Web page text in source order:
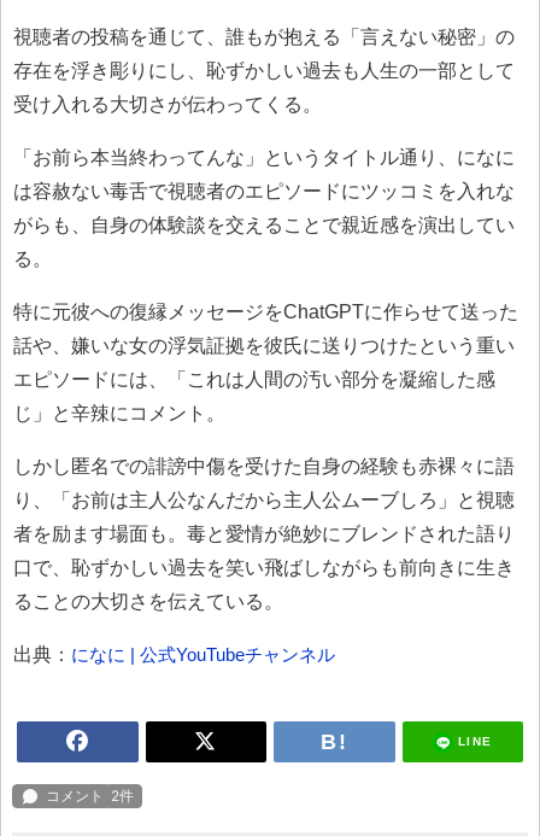
視聴者の投稿を通じて、誰もが抱える「言えない秘密」の
存在を浮き彫りにし、恥ずかしい過去も人生の一部として
受け入れる大切さが伝わってくる。
「お前ら本当終わってんな」というタイトル通り、になに
は容赦ない毒舌で視聴者のエピソードにツッコミを入れな
がらも、自身の体験談を交えることで親近感を演出してい
る。
特に元彼への復縁メッセージをChatGPTに作らせて送った
話や、嫌いな女の浮気証拠を彼氏に送りつけたという重い
エピソードには、「これは人間の汚い部分を凝縮した感
じ」と辛辣にコメント。
しかし匿名での誹謗中傷を受けた自身の経験も赤裸々に語
り、「お前は主人公なんだから主人公ムーブしろ」と視聴
者を励ます場面も。毒と愛情が絶妙にブレンドされた語り
口で、恥ずかしい過去を笑い飛ばしながらも前向きに生き
ることの大切さを伝えている。
出典： になに | 公式YouTubeチャンネル
LINE